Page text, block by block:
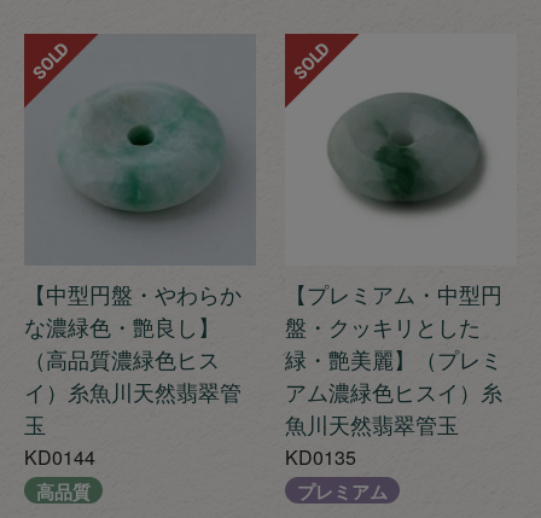
【中型円盤・やわらか
な濃緑色・艶良し】
（高品質濃緑色ヒス
イ）糸魚川天然翡翠管
玉
KD0144
高品質
SOLD
【プレミアム・中型円
盤・クッキリとした
緑・艶美麗】（プレミ
アム濃緑色ヒスイ）糸
魚川天然翡翠管玉
KD0135
プレミアム
SOLD